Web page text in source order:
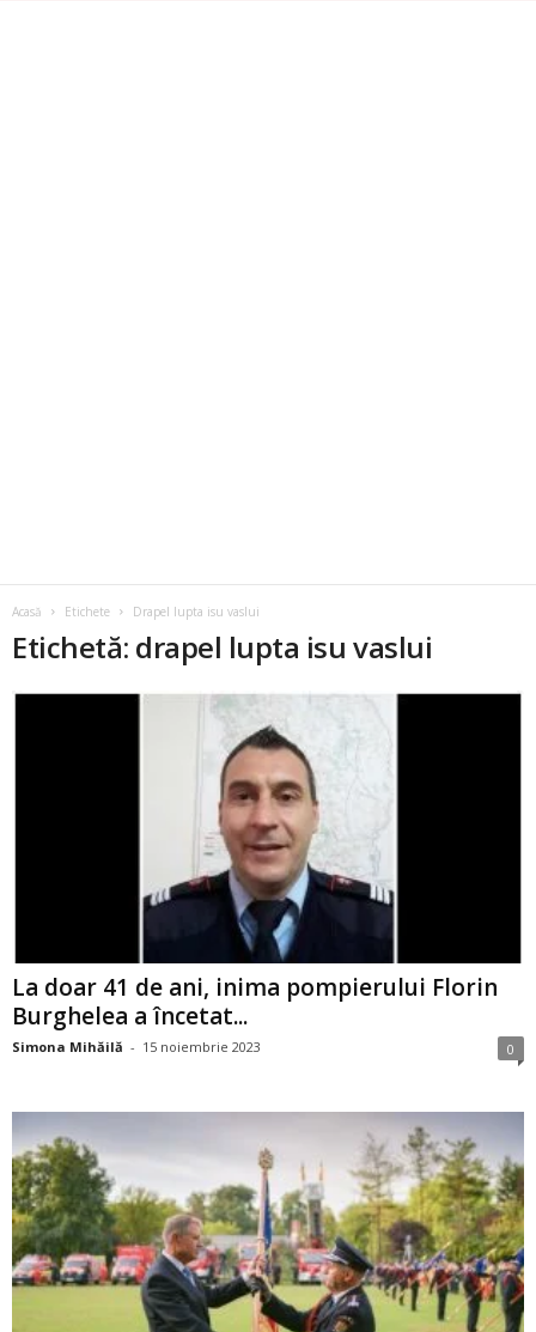
Acasă Etichete Drapel lupta isu vaslui
Etichetă: drapel lupta isu vaslui
La doar 41 de ani, inima pompierului Florin
Burghelea a încetat...
Simona Mihăilă - 15 noiembrie 2023 0